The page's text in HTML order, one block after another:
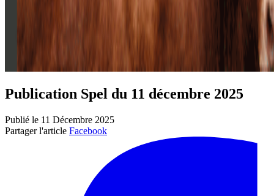
Publication Spel du 11 décembre 2025
Publié le 11 Décembre 2025
Partager l'article Facebook